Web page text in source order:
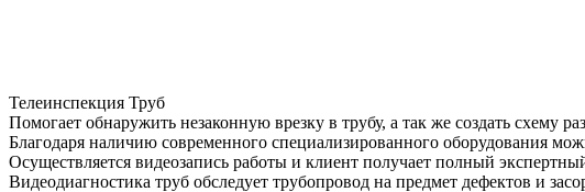
Телеинспекция Труб
Помогает обнаружить незаконную врезку в трубу, а так же создать схему
Благодаря наличию современного специализированного оборудования
Осуществляется видеозапись работы и клиент получает полный
Видеодиагностика труб обследует трубопровод на предмет дефектов и